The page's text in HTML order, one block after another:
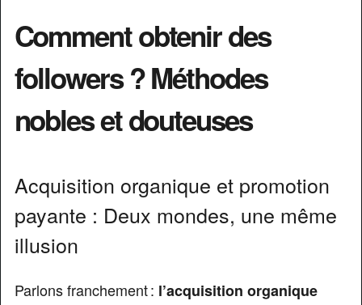
Comment obtenir des
followers ? Méthodes
nobles et douteuses
Acquisition organique et promotion
payante : Deux mondes, une même
illusion
Parlons franchement : l’acquisition organique